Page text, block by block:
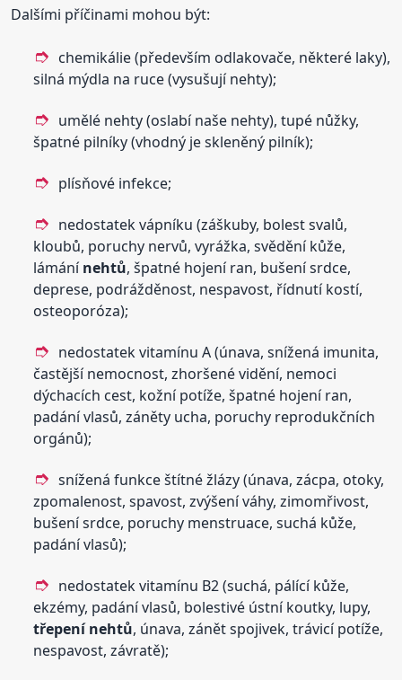
Dalšími příčinami mohou být:
chemikálie (především odlakovače, některé laky),
silná mýdla na ruce (vysušují nehty);
umělé nehty (oslabí naše nehty), tupé nůžky,
špatné pilníky (vhodný je skleněný pilník);
plísňové infekce;
nedostatek vápníku (záškuby, bolest svalů,
kloubů, poruchy nervů, vyrážka, svědění kůže,
lámánínehtů, špatné hojení ran, bušení srdce,
deprese, podrážděnost, nespavost, řídnutí kostí,
osteoporóza);
nedostatek vitamínu A (únava, snížená imunita,
častější nemocnost, zhoršené vidění, nemoci
dýchacích cest, kožní potíže, špatné hojení ran,
padání vlasů, záněty ucha, poruchy reprodukčních
orgánů);
snížená funkce štítné žlázy (únava, zácpa, otoky,
zpomalenost, spavost, zvýšení váhy, zimomřivost,
bušení srdce, poruchy menstruace, suchá kůže,
padání vlasů);
nedostatek vitamínu B2 (suchá, pálící kůže,
ekzémy, padání vlasů, bolestivé ústní koutky, lupy,
třepení nehtů, únava, zánět spojivek, trávicí potíže,
nespavost, závratě);